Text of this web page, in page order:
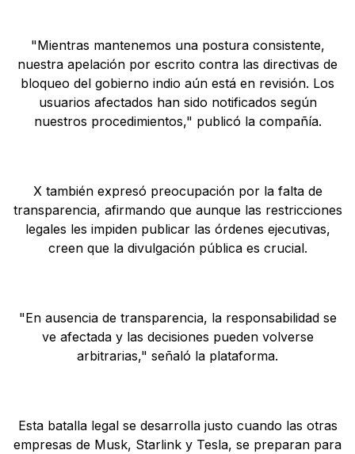
"Mientras mantenemos una postura consistente,
nuestra apelación por escrito contra las directivas de
bloqueo del gobierno indio aún está en revisión. Los
usuarios afectados han sido notificados según
nuestros procedimientos," publicó la compañía.
X también expresó preocupación por la falta de
transparencia, afirmando que aunque las restricciones
legales les impiden publicar las órdenes ejecutivas,
creen que la divulgación pública es crucial.
"En ausencia de transparencia, la responsabilidad se
ve afectada y las decisiones pueden volverse
arbitrarias," señaló la plataforma.
Esta batalla legal se desarrolla justo cuando las otras
empresas de Musk, Starlink y Tesla, se preparan para